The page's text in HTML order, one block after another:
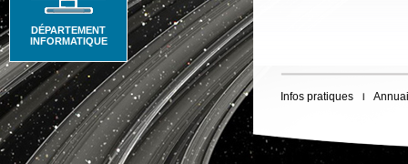
DÉPARTEMENT
INFORMATIQUE
Infos pratiques